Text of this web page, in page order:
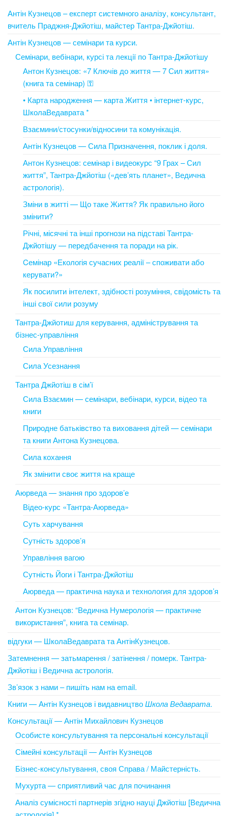
Антін Кузнецов – експерт системного аналізу, консультант,
вчитель Праджня-Джйотіш, майстер Тантра-Джйотіш.
Антін Кузнецов — семінари та курси.
Семінари, вебінари, курсі та лекції по Тантра-Джйотішу
Антон Кузнецов: «7 Ключів до життя — 7 Сил життя»
(книга та семінар) ⚿
• Карта народження — карта Життя • інтернет-курс,
ШколаВедаврата *
Взаємини/стосунки/відносини та комунікація.
Антін Кузнецов — Сила Призначення, поклик і доля.
Антон Кузнецов: семінар і видеокурс “9 Грах – Сил
життя”, Тантра-Джйотіш («дев’ять планет», Ведична
астрологія).
Зміни в житті — Що таке Життя? Як правильно його
змінити?
Річні, місячні та інші прогнози на підставі Тантра-
Джйотішу — передбачення та поради на рік.
Cемінар «Екологія сучасних реалії – споживати або
керувати?»
Як посилити інтелект, здібності розуміння, свідомість та
інші свої сили розуму
Тантра-Джйотиш для керування, адміністрування та
бізнес-управління
Сила Управління
Сила Усезнання
Тантра Джйотіш в сім’ї
Сила Взаємин — семінари, вебінари, курси, відео та
книги
Природне батьківство та виховання дітей — семінари
та книги Антона Кузнецова.
Сила кохання
Як змінити своє життя на краще
Аюрведа — знання про здоров’е
Відео-курс «Тантра-Аюрведа»
Суть харчування
Сутність здоров’я
Управління вагою
Сутність Йоги і Тантра-Джйотіш
Аюрведа — практична наука и технология для здоров’я
Антон Кузнецов: “Ведична Нумерологія — практичне
використання”, книга та семінар.
відгуки — ШколаВедаврата та АнтінКузнецов.
Затемнення — затьмарення / затінення / померк. Тантра-
Джйотіш і Ведична астрологія.
Зв’язок з нами – пишіть нам на email.
Книги — Антін Кузнецов і видавництвоШкола Ведаврата.
Консультації — Антін Михайлович Кузнецов
Особисте консультування та персональні консультації
Сімейні консультації — Антін Кузнецов
Бізнес-консультування, своя Справа / Майстерність.
Мухурта — сприятливий час для починання
Аналіз сумісності партнерів згідно науці Джйотіш [Ведична